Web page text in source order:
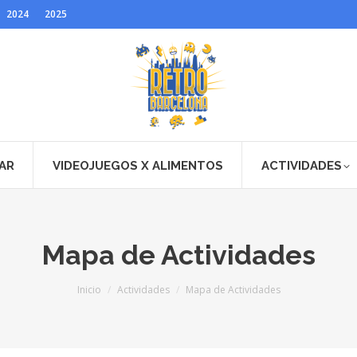
2024 2025
VIDEOJUEGOS X ALIMENTOS ACTIVIDADES
Mapa de Actividades
Estás aquí:
Inicio Actividades Mapa de Actividades